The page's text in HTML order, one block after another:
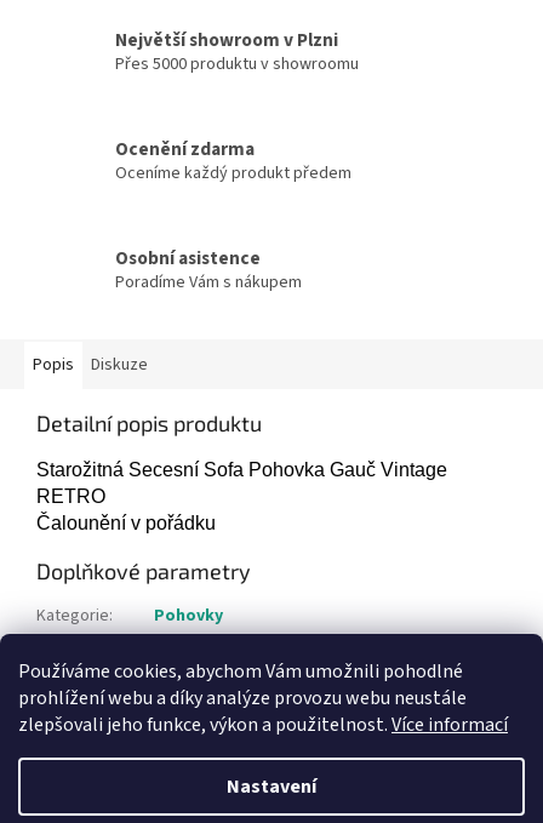
Používáme cookies, abychom Vám umožnili pohodlné
prohlížení webu a díky analýze provozu webu neustále
zlepšovali jeho funkce, výkon a použitelnost.Více informací
Nastavení
Největší showroom v Plzni
Přes 5000 produktu v showroomu
Ocenění zdarma
Oceníme každý produkt předem
Osobní asistence
Poradíme Vám s nákupem
Popis Diskuze
Detailní popis produktu
Starožitná Secesní Sofa Pohovka Gauč Vintage
RETRO
Čalounění v pořádku
Doplňkové parametry
Kategorie:
Pohovky
Položka byla vyprodána…
Vytvořil Shoptet